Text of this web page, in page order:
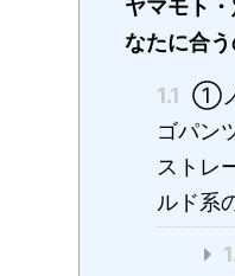
ヤマモト
なたに合う
1.1 ①ノ
ゴパン
ストレ
ルド系